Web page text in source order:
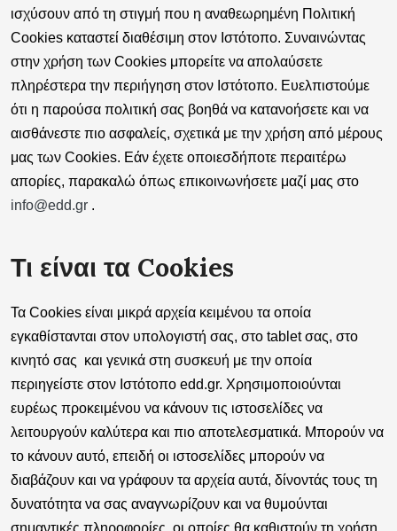
ισχύσουν από τη στιγμή που η αναθεωρημένη Πολιτική
Cookies καταστεί διαθέσιμη στον Ιστότοπο. Συναινώντας
στην χρήση των Cookies μπορείτε να απολαύσετε
πληρέστερα την περιήγηση στον Ιστότοπο. Ευελπιστούμε
ότι η παρούσα πολιτική σας βοηθά να κατανοήσετε και να
αισθάνεστε πιο ασφαλείς, σχετικά με την χρήση από μέρους
μας των Cookies. Εάν έχετε οποιεσδήποτε περαιτέρω
απορίες, παρακαλώ όπως επικοινωνήσετε μαζί μας στο
info@edd.gr .
Τι είναι τα Cookies
Τα Cookies είναι μικρά αρχεία κειμένου τα οποία
εγκαθίστανται στον υπολογιστή σας, στο tablet σας, στο
κινητό σας και γενικά στη συσκευή με την οποία
περιηγείστε στον Ιστότοπο edd.gr. Χρησιμοποιούνται
ευρέως προκειμένου να κάνουν τις ιστοσελίδες να
λειτουργούν καλύτερα και πιο αποτελεσματικά. Μπορούν να
το κάνουν αυτό, επειδή οι ιστοσελίδες μπορούν να
διαβάζουν και να γράφουν τα αρχεία αυτά, δίνοντάς τους τη
δυνατότητα να σας αναγνωρίζουν και να θυμούνται
σημαντικές πληροφορίες, οι οποίες θα καθιστούν τη χρήση